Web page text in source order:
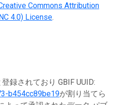
Commons Attribution
4.0) License.
録されており GBIF UUID:
b454cc89be19が割り当てら